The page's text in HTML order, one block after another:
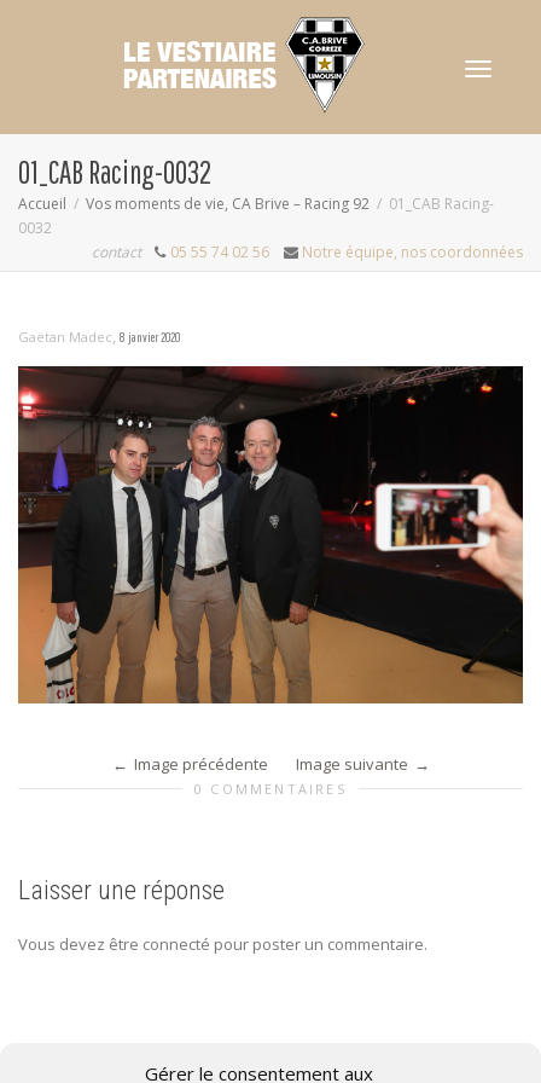
Gérer le consentement aux
01_CAB Racing-0032
Accueil Vos moments de vie, CA Brive – Racing 92
01_CAB Racing-
0032
contact
05 55 74 02 56 Notre équipe, nos coordonnées
Gaëtan Madec, 8 janvier 2020
Image précédente Image suivante
0 COMMENTAIRES
Laisser une réponse
Vous devez être connecté pour poster un commentaire.